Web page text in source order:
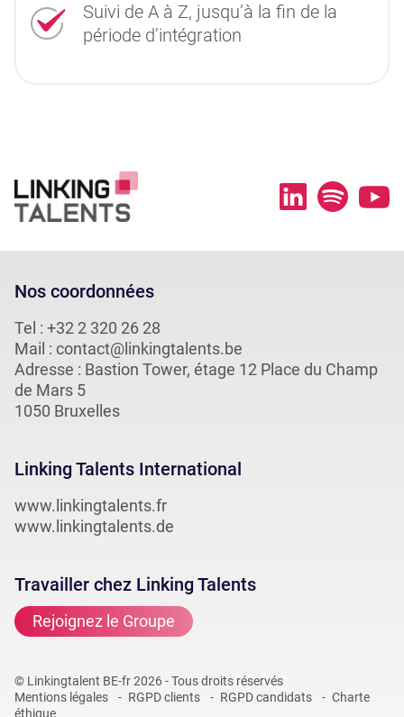
Suivi de A à Z, jusqu’à la fin de la
période d’intégration
Nos coordonnées
Tel : +32 2 320 26 28
Mail : contact@linkingtalents.be
Adresse : Bastion Tower, étage 12 Place du Champ
de Mars 5
1050 Bruxelles
Linking Talents International
www.linkingtalents.fr
www.linkingtalents.de
Travailler chez Linking Talents
Rejoignez le Groupe
© Linkingtalent BE-fr 2026 - Tous droits réservés
Mentions légales
RGPD clients RGPD candidats
Charte
éthique